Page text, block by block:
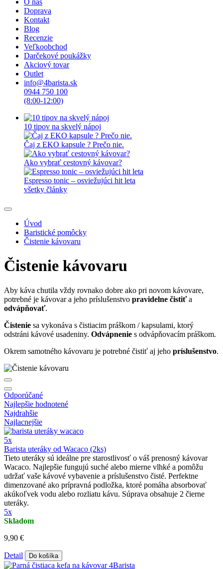
O nás
Doprava
Kontakt
Blog
Recenzie
Veľkoobchod
Darčekové poukážky
Akciový tovar
Outlet
info@4barista.sk
0944 750 100
(8:00-12:00)
10 tipov na skvelý nápoj
Čaj z EKO kapsule ? Prečo nie.
Ako vybrať cestovný kávovar?
Espresso tonic – osviežujúci hit leta
všetky články
Úvod
Baristické pomôcky
Čistenie kávovaru
Čistenie kávovaru
Aby káva chutila vždy rovnako dobre ako pri novom kávovare,
potrebné je kávovar a jeho príslušenstvo pravidelne čistiťa
odvápňovať.
Čistenie sa vykonáva s čistiacim práškom / kapsulami, ktorý
odstráni kávové usadeniny. Odvápnenie s odvápňovacím práškom.
Okrem samotného kávovaru je potrebné čistiť aj jeho príslušenstvo.
Odporúčané
Najlepšie hodnotené
Najdrahšie
Najlacnejšie
5x
Barista uteráky od Wacaco (2ks)
Tieto uteráky sú ideálne pre starostlivosť o váš prenosný kávovar
Wacaco. Najlepšie fungujú suché alebo mierne vlhké a pomôžu
udržať vaše kávové vybavenie a príslušenstvo čisté. Perfektne
dimenzované ako prípravná podložka, ktoré pomáha absorbovať
akúkoľvek vodu alebo rozliatu kávu. Súprava obsahuje 2 čierne
uteráky.
5x
Skladom
9,90 €
Detail Do košíka